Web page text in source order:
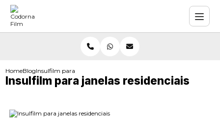
HomeBlogInsulfilm para janelas residenciais
Insulfilm para janelas residenciais